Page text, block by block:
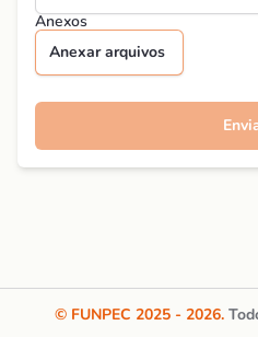
Anexos
Anexar arquivos
© FUNPEC 2025 - 2026.